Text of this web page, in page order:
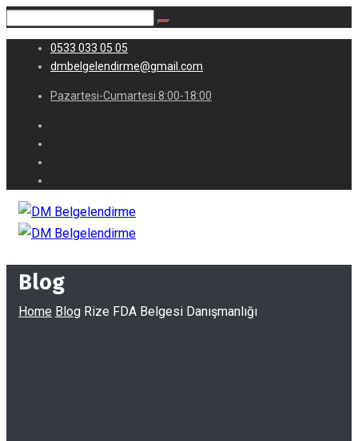
0533 033 05 05
dmbelgelendirme@gmail.com
Pazartesi-Cumartesi 8:00-18:00
Blog
Home Blog Rize FDA Belgesi Danışmanlığı